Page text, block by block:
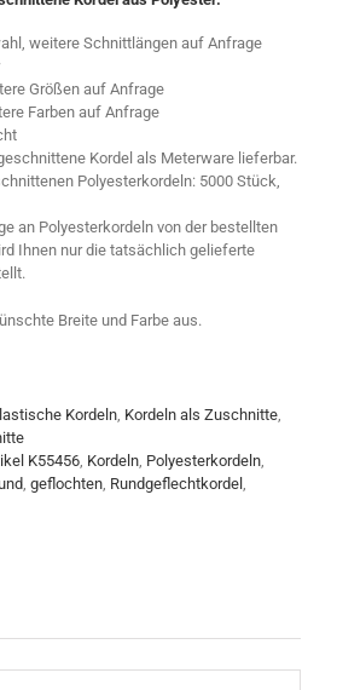
weitere Schnittlängen auf Anfrage
Größen auf Anfrage
Farben auf Anfrage
Kordel als Meterware lieferbar.
Polyesterkordeln: 5000 Stück,
an Polyesterkordeln von der bestellten
Ihnen nur die tatsächlich gelieferte
Breite und Farbe aus.
Kordeln, Kordeln als Zuschnitte,
K55456, Kordeln, Polyesterkordeln,
, geflochten, Rundgeflechtkordel ,